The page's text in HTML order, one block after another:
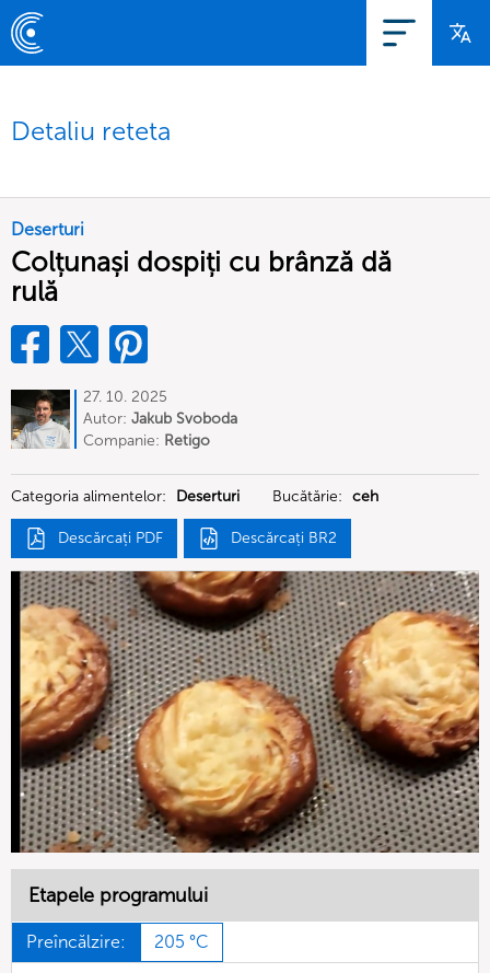
Detaliu reteta
Deserturi
Colțunași dospiți cu brânză dă
rulă
27. 10. 2025
Autor: Jakub Svoboda
Companie: Retigo
Categoria alimentelor: Deserturi Bucătărie: ceh
Descărcați PDF Descărcați BR2
Etapele programului
Preîncălzire: 205 °C